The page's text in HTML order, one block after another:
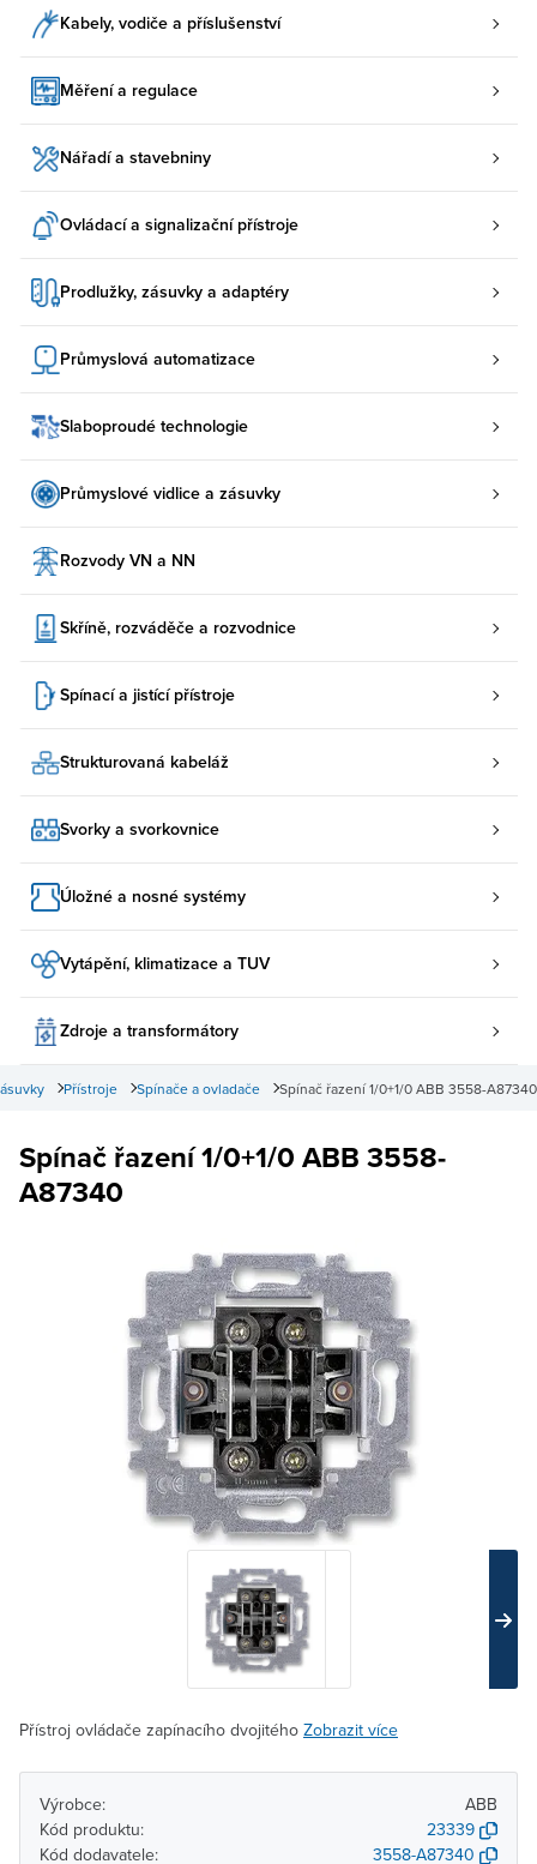
Kabely, vodiče a příslušenství
Měření a regulace
Nářadí a stavebniny
Ovládací a signalizační přístroje
Prodlužky, zásuvky a adaptéry
Průmyslová automatizace
Slaboproudé technologie
Průmyslové vidlice a zásuvky
Rozvody VN a NN
Skříně, rozváděče a rozvodnice
Spínací a jistící přístroje
Strukturovaná kabeláž
Svorky a svorkovnice
Úložné a nosné systémy
Vytápění, klimatizace a TUV
Zdroje a transformátory
Spínač řazení 1/0+1/0 ABB 3558-A87340
Spínače a ovladače
Přístroje
Spínač řazení 1/0+1/0 ABB 3558-
A87340
Přístroj ovládače zapínacího dvojitého Zobrazit více
Výrobce:
ABB
Kód produktu:
23339
Kód dodavatele:
3558-A87340